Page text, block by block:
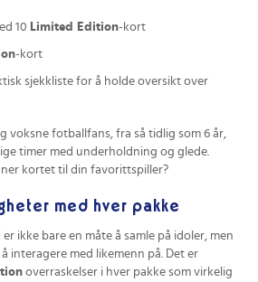
10 Limited Edition-kort
-kort
sjekkliste for å holde oversikt over
voksne fotballfans, fra så tidlig som 6 år,
timer med underholdning og glede.
kortet til din favorittspiller?
med hver pakke
er ikke bare en måte å samle på idoler, men
interagere med likemenn på. Det er
overraskelser i hver pakke som virkelig